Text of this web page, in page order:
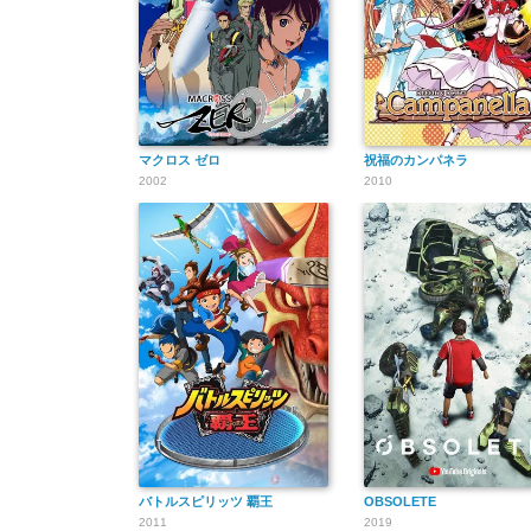
マクロス ゼロ
2002
祝福のカンパネラ
2010
バトルスピリッツ 覇王
2011
OBSOLETE
2019